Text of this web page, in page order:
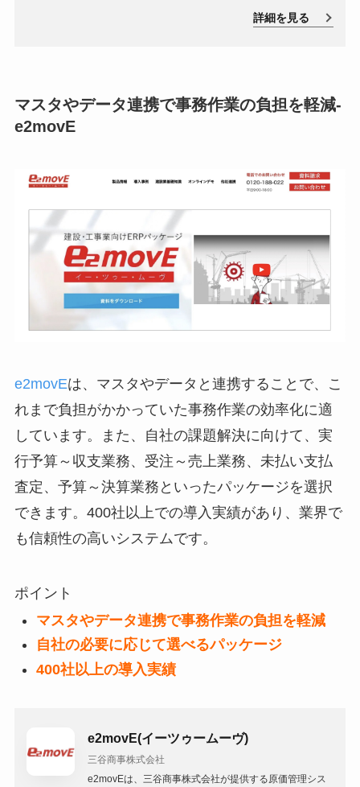
を有したスタッフがシステム導入から保守までをサポー
詳細を見る
マスタやデータ連携で事務作業の負担を軽減-
e2movE
e2movEは、マスタやデータと連携することで、こ
れまで負担がかかっていた事務作業の効率化に適
しています。また、自社の課題解決に向けて、実
行予算～収支業務、受注～売上業務、未払い支払
査定、予算～決算業務といったパッケージを選択
できます。400社以上での導入実績があり、業界で
も信頼性の高いシステムです。
ポイント
マスタやデータ連携で事務作業の負担を軽減
自社の必要に応じて選べるパッケージ
400社以上の導入実績
e2movE(イーツゥームーヴ)
三谷商事株式会社
e2movEは、三谷商事株式会社が提供する原価管理シス